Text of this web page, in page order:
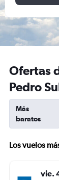
Ofertas
Pedro
Más
baratos
Los vuelos
vie.